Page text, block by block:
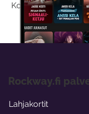
Kokeilemalla
Rockway.fi
Lahjakortit